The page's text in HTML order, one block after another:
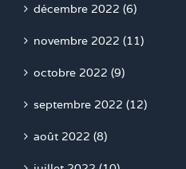
décembre 2022 (6)
novembre 2022 (11)
octobre 2022 (9)
septembre 2022 (12)
août 2022 (8)